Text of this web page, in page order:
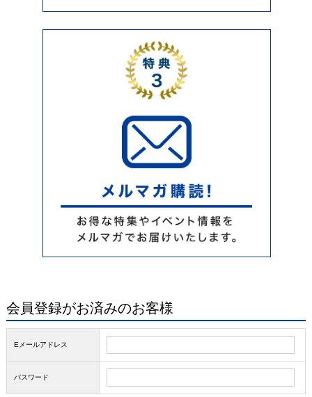
会員登録がお済みのお客様
Eメールアドレス
パスワード